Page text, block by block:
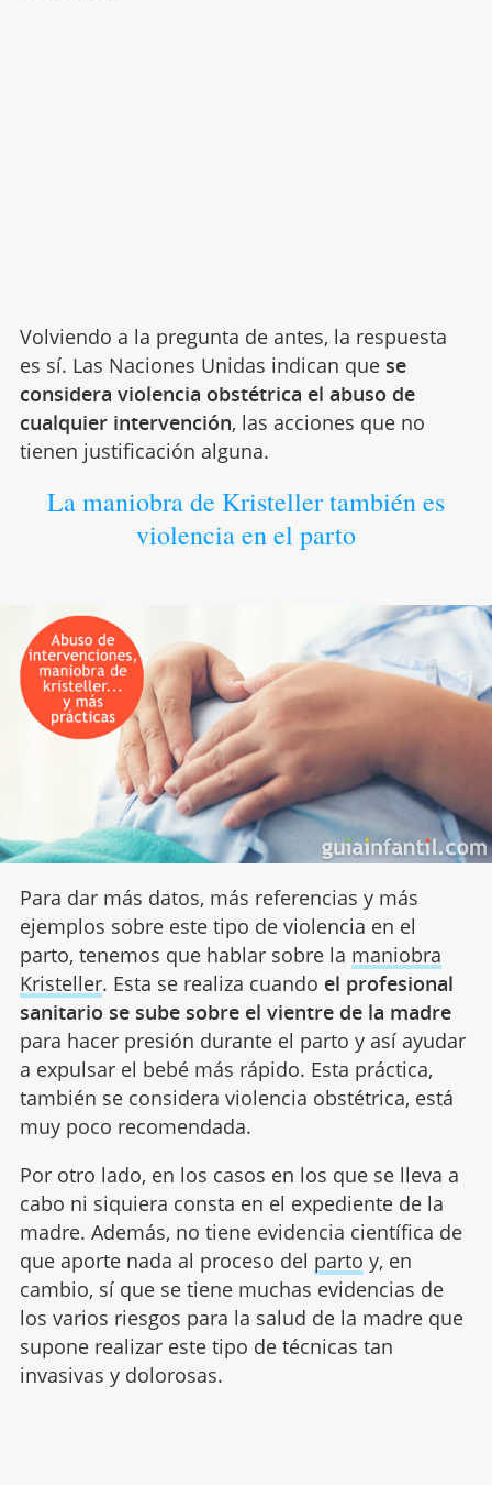
Volviendo a la pregunta de antes, la respuesta
es sí. Las Naciones Unidas indican que se
considera violencia obstétrica el abuso de
cualquier intervención, las acciones que no
tienen justificación alguna.
La maniobra de Kristeller también es
violencia en el parto
Para dar más datos, más referencias y más
ejemplos sobre este tipo de violencia en el
parto, tenemos que hablar sobre la maniobra
Kristeller. Esta se realiza cuando el profesional
sanitario se sube sobre el vientre de la madre
para hacer presión durante el parto y así ayudar
a expulsar el bebé más rápido. Esta práctica,
también se considera violencia obstétrica, está
muy poco recomendada.
Por otro lado, en los casos en los que se lleva a
cabo ni siquiera consta en el expediente de la
madre. Además, no tiene evidencia científica de
que aporte nada al proceso del parto y, en
cambio, sí que se tiene muchas evidencias de
los varios riesgos para la salud de la madre que
supone realizar este tipo de técnicas tan
invasivas y dolorosas.